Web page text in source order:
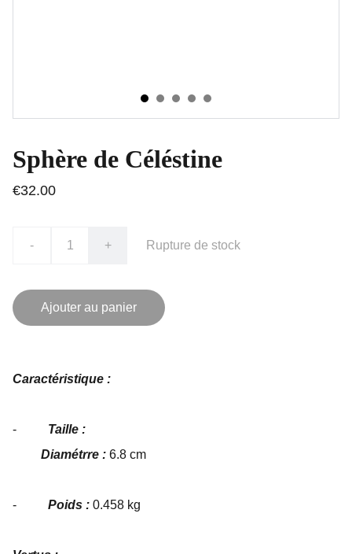
Sphère de Céléstine
€32.00
- + Rupture de stock
Ajouter au panier
Caractéristique :
- Taille :
Diamétrre : 6.8 cm
- Poids : 0.458 kg